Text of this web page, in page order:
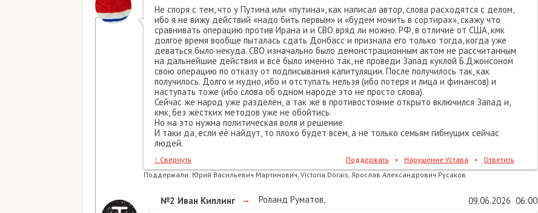
Не споря с тем, что у Путина или «путина», как написал автор, слова расходятся с делом,
ибо я не вижу действий «надо бить первым» и «будем мочить в сортирах», скажу что
сравнивать операцию против Ирана и и СВО вряд ли можно. РФ, в отличие от США, кмк
долгое время вообще пыталась сдать Донбасс и признала его только тогда, когда уже
деваться было некуда. СВО изначально было демонстрационным актом не рассчитанным
на дальнейшие действия и всё было именно так, не проведи Запад куклой Б.Джонсоном
свою операцию по отказу от подписывания капитуляции. После получилось так, как
получилось. Долго и нудно, ибо и отступать нельзя (ибо потеря и лица и финансов) и
наступать тоже (ибо слова об одном народе это не просто слова).
Сейчас же народ уже разделён, а так же в противостояние открыто включился Запад и,
кмк, без жёстких методов уже не обойтись.
Но на это нужна политическая воля и решение.
И таки да, если её найдут, то плохо будет всем, а не только семьям гибнущих сейчас
людей.
↑ Свернуть Поддержать • Нарушение Устава •
Ответить
Поддержали: Юрий Васильевич Мартинович, Victoria Dorais, Ярослав Александрович Русаков
№2 Иван Киплинг → Роланд Руматов, 09.06.2026 06:00